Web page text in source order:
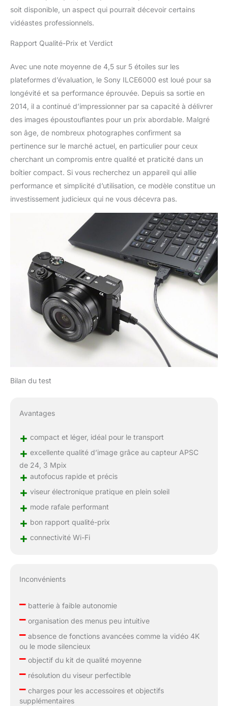
soit disponible, un aspect qui pourrait décevoir certains
vidéastes professionnels.
Rapport Qualité-Prix et Verdict
Avec une note moyenne de 4,5 sur 5 étoiles sur les
plateformes d’évaluation, le Sony ILCE6000 est loué pour sa
longévité et sa performance éprouvée. Depuis sa sortie en
2014, il a continué d’impressionner par sa capacité à délivrer
des images époustouflantes pour un prix abordable. Malgré
son âge, de nombreux photographes confirment sa
pertinence sur le marché actuel, en particulier pour ceux
cherchant un compromis entre qualité et praticité dans un
boîtier compact. Si vous recherchez un appareil qui allie
performance et simplicité d’utilisation, ce modèle constitue un
investissement judicieux qui ne vous décevra pas.
Bilan du test
Avantages
+ compact et léger, idéal pour le transport
+ excellente qualité d’image grâce au capteur APSC
de 24, 3 Mpix
+ autofocus rapide et précis
+ viseur électronique pratique en plein soleil
+ mode rafale performant
+ bon rapport qualité-prix
+ connectivité Wi-Fi
Inconvénients
–batterie à faible autonomie
–organisation des menus peu intuitive
–absence de fonctions avancées comme la vidéo 4K
ou le mode silencieux
–objectif du kit de qualité moyenne
–résolution du viseur perfectible
–charges pour les accessoires et objectifs
supplémentaires